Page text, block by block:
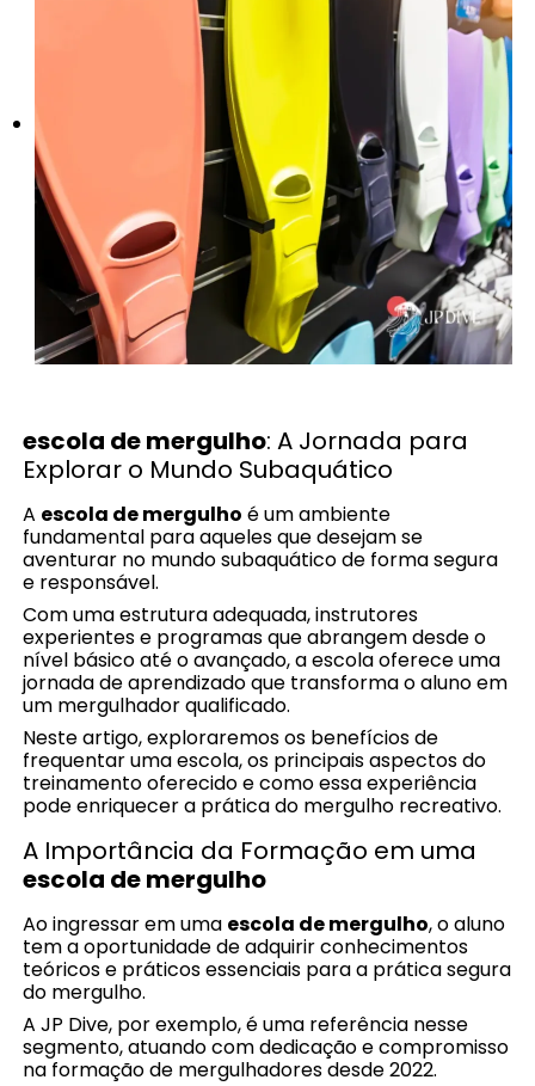
escola de mergulho: A Jornada para
Explorar o Mundo Subaquático
A escola de mergulho é um ambiente
fundamental para aqueles que desejam se
aventurar no mundo subaquático de forma segura
e responsável.
Com uma estrutura adequada, instrutores
experientes e programas que abrangem desde o
nível básico até o avançado, a escola oferece uma
jornada de aprendizado que transforma o aluno em
um mergulhador qualificado.
Neste artigo, exploraremos os benefícios de
frequentar uma escola, os principais aspectos do
treinamento oferecido e como essa experiência
pode enriquecer a prática do mergulho recreativo.
A Importância da Formação em uma
escola de mergulho
Ao ingressar em uma escola de mergulho, o aluno
tem a oportunidade de adquirir conhecimentos
teóricos e práticos essenciais para a prática segura
do mergulho.
A JP Dive, por exemplo, é uma referência nesse
segmento, atuando com dedicação e compromisso
na formação de mergulhadores desde 2022.